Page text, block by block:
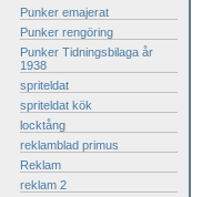
Punker emajerat
Punker rengöring
Punker Tidningsbilaga år
1938
spriteldat
spriteldat kök
locktång
reklamblad primus
Reklam
reklam 2